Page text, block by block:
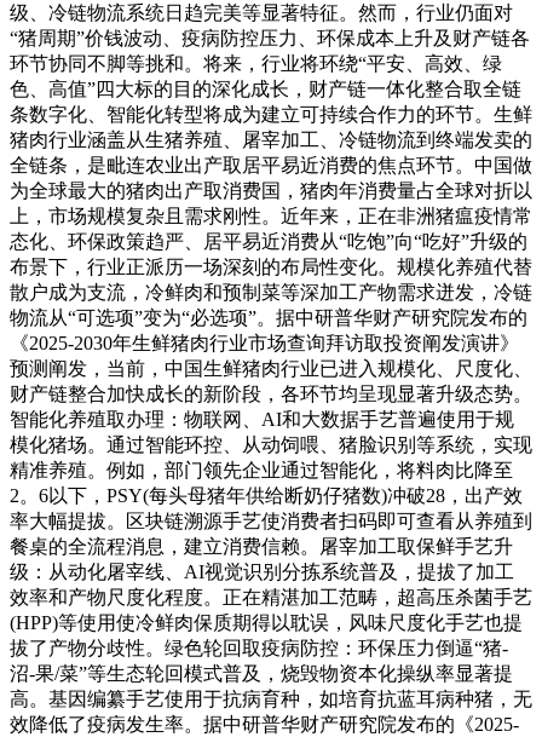
级、冷链物流系统日趋完美等显著特征。然而，行业仍面对
“猪周期”价钱波动、疫病防控压力、环保成本上升及财产链各
环节协同不脚等挑和。将来，行业将环绕“平安、高效、绿
色、高值”四大标的目的深化成长，财产链一体化整合取全链
条数字化、智能化转型将成为建立可持续合作力的环节。生鲜
猪肉行业涵盖从生猪养殖、屠宰加工、冷链物流到终端发卖的
全链条，是毗连农业出产取居平易近消费的焦点环节。中国做
为全球最大的猪肉出产取消费国，猪肉年消费量占全球对折以
上，市场规模复杂且需求刚性。近年来，正在非洲猪瘟疫情常
态化、环保政策趋严、居平易近消费从“吃饱”向“吃好”升级的
布景下，行业正派历一场深刻的布局性变化。规模化养殖代替
散户成为支流，冷鲜肉和预制菜等深加工产物需求迸发，冷链
物流从“可选项”变为“必选项”。据中研普华财产研究院发布的
《2025-2030年生鲜猪肉行业市场查询拜访取投资阐发演讲》
预测阐发，当前，中国生鲜猪肉行业已进入规模化、尺度化、
财产链整合加快成长的新阶段，各环节均呈现显著升级态势。
智能化养殖取办理：物联网、AI和大数据手艺普遍使用于规
模化猪场。通过智能环控、从动饲喂、猪脸识别等系统，实现
精准养殖。例如，部门领先企业通过智能化，将料肉比降至
2。6以下，PSY(每头母猪年供给断奶仔猪数)冲破28，出产效
率大幅提拔。区块链溯源手艺使消费者扫码即可查看从养殖到
餐桌的全流程消息，建立消费信赖。屠宰加工取保鲜手艺升
级：从动化屠宰线、AI视觉识别分拣系统普及，提拔了加工
效率和产物尺度化程度。正在精湛加工范畴，超高压杀菌手艺
(HPP)等使用使冷鲜肉保质期得以耽误，风味尺度化手艺也提
拔了产物分歧性。绿色轮回取疫病防控：环保压力倒逼“猪-
沼-果/菜”等生态轮回模式普及，烧毁物资本化操纵率显著提
高。基因编纂手艺使用于抗病育种，如培育抗蓝耳病种猪，无
效降低了疫病发生率。据中研普华财产研究院发布的《2025-